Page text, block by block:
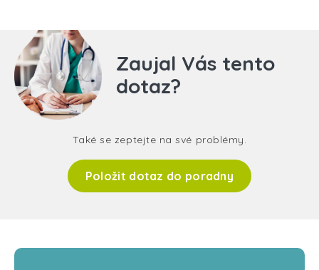
Zaujal Vás tento
dotaz?
Také se zeptejte na své problémy.
Položit dotaz do poradny